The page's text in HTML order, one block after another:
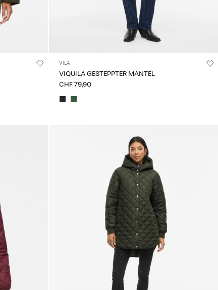
VILA
VIQUILA GESTEPPTER MANTEL
CHF 79,90